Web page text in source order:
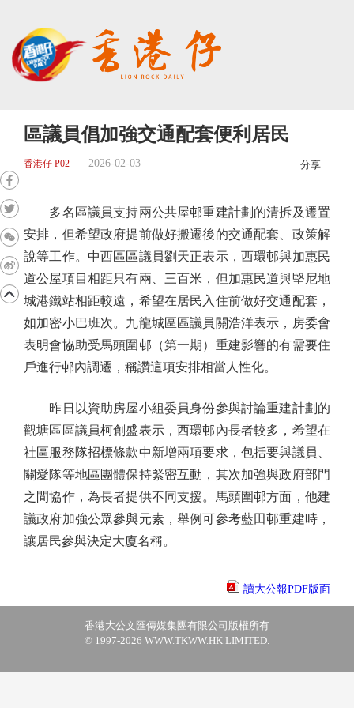
區議員倡加強交通配套便利居民
香港仔 P02 2026-02-03 分享
多名區議員支持兩公共屋邨重建計劃的清拆及遷置
安排，但希望政府提前做好搬遷後的交通配套、政策解
說等工作。中西區區議員劉天正表示，西環邨與加惠民
道公屋項目相距只有兩、三百米，但加惠民道與堅尼地
城港鐵站相距較遠，希望在居民入住前做好交通配套，
如加密小巴班次。九龍城區區議員關浩洋表示，房委會
表明會協助受馬頭圍邨（第一期）重建影響的有需要住
戶進行邨內調遷，稱讚這項安排相當人性化。
昨日以資助房屋小組委員身份參與討論重建計劃的
觀塘區區議員柯創盛表示，西環邨內長者較多，希望在
社區服務隊招標條款中新增兩項要求，包括要與議員、
關愛隊等地區團體保持緊密互動，其次加強與政府部門
之間協作，為長者提供不同支援。馬頭圍邨方面，他建
議政府加強公眾參與元素，舉例可參考藍田邨重建時，
讓居民參與決定大廈名稱。
讀大公報PDF版面
香港大公文匯傳媒集團有限公司版權所有
© 1997-2026 WWW.TKWW.HK LIMITED.